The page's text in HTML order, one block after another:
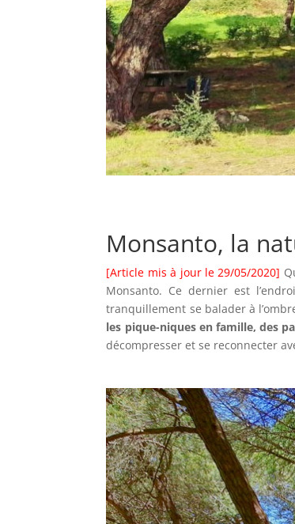
Monsanto, la
[Article mis à jour le 29/05/2020]
Monsanto. Ce dernier est
tranquillement se balader à
les pique-niques en famille, des
décompresser et se reconnecter